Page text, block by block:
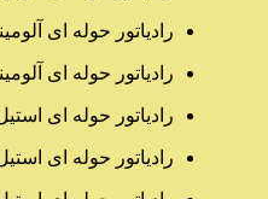
رادیاتور حوله ای
رادیاتور حوله ای
رادیاتور حوله ای
رادیاتور حوله ای